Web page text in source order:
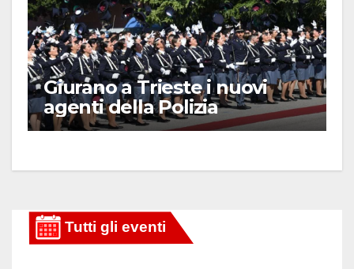
Giurano a Trieste i nuovi
agenti della Polizia